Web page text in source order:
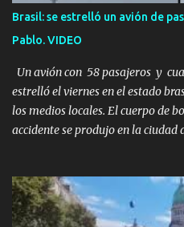
aficionados a los deportes
Eran simplemente dos personas
un fin de semana lejos de la
Tomar su viejo pero confiable
Brasil: se estrelló un avión de
Pablo. VIDEO
Un avión con 58 pasajeros y
estrelló el viernes en el estado
los medios locales. El cuerpo de
accidente se produjo en la ciudad
una gran zona en llamas y humo
del avión. Otras imágenes de